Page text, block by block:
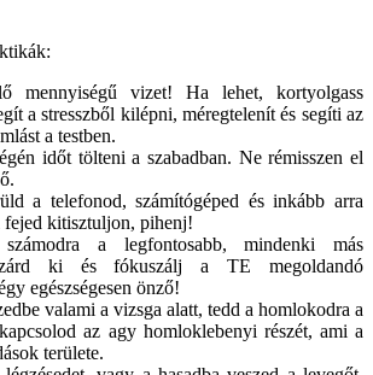
mennyiségű vizet! Ha lehet, kortyolgass
a stresszből kilépni, méregtelenít és segíti az
a testben.
időt tölteni a szabadban. Ne rémisszen el
a telefonod, számítógéped és inkább arra
kitisztuljon, pihenj!
a legfontosabb, mindenki más
zárd ki és fókuszálj a TE megoldandó
egészségesen önző!
valami a vizsga alatt, tedd a homlokodra a
az agy homloklebenyi részét, ami a
területe.